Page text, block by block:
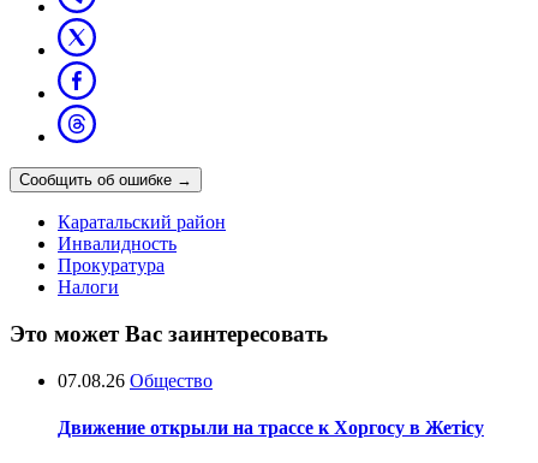
Сообщить об ошибке →
Каратальский район
Инвалидность
Прокуратура
Налоги
Это может Вас заинтересовать
07.08.26 Общество
Движение открыли на трассе к Хоргосу в Жетісу